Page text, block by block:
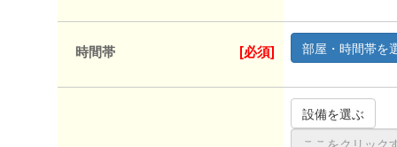
時間帯 [必須]